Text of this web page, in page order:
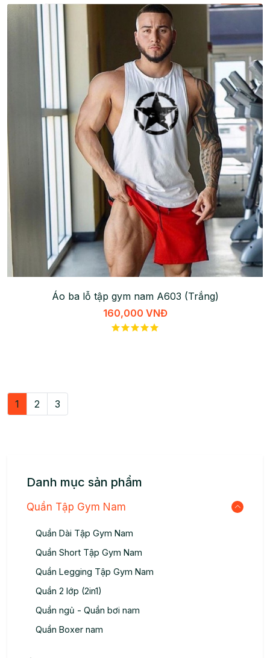
Áo ba lỗ tập gym nam A603 (Trắng)
160,000 VNĐ
1 2 3
Danh mục sản phẩm
Quần Tập Gym Nam
Quần Dài Tập Gym Nam
Quần Short Tập Gym Nam
Quần Legging Tập Gym Nam
Quần 2 lớp (2in1)
Quần ngủ - Quần bơi nam
Quần Boxer nam